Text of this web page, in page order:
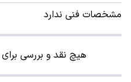
مشخصات فنی ندارد
هیچ نقد و بررسی